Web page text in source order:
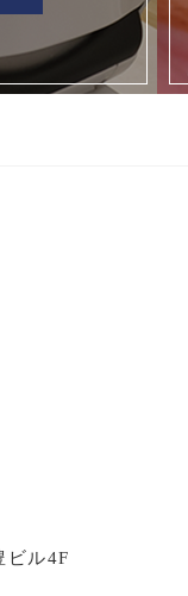
ビル4F